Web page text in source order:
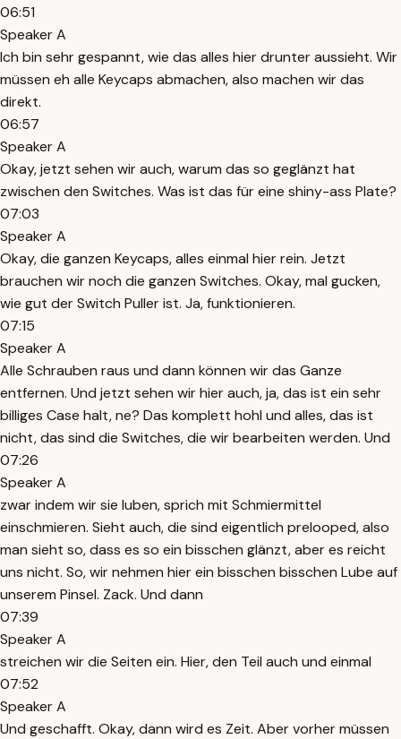
06:51
Speaker A
Ich bin sehr gespannt, wie das alles hier drunter aussieht. Wir
müssen eh alle Keycaps abmachen, also machen wir das
direkt.
06:57
Speaker A
Okay, jetzt sehen wir auch, warum das so geglänzt hat
zwischen den Switches. Was ist das für eine shiny-ass Plate?
07:03
Speaker A
Okay, die ganzen Keycaps, alles einmal hier rein. Jetzt
brauchen wir noch die ganzen Switches. Okay, mal gucken,
wie gut der Switch Puller ist. Ja, funktionieren.
07:15
Speaker A
Alle Schrauben raus und dann können wir das Ganze
entfernen. Und jetzt sehen wir hier auch, ja, das ist ein sehr
billiges Case halt, ne? Das komplett hohl und alles, das ist
nicht, das sind die Switches, die wir bearbeiten werden. Und
07:26
Speaker A
zwar indem wir sie luben, sprich mit Schmiermittel
einschmieren. Sieht auch, die sind eigentlich prelooped, also
man sieht so, dass es so ein bisschen glänzt, aber es reicht
uns nicht. So, wir nehmen hier ein bisschen bisschen Lube auf
unserem Pinsel. Zack. Und dann
07:39
Speaker A
streichen wir die Seiten ein. Hier, den Teil auch und einmal
07:52
Speaker A
Und geschafft. Okay, dann wird es Zeit. Aber vorher müssen